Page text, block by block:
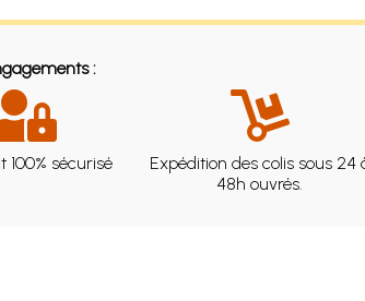
:
100% sécurisé
Expédition des colis sous 24
48h ouvrés.